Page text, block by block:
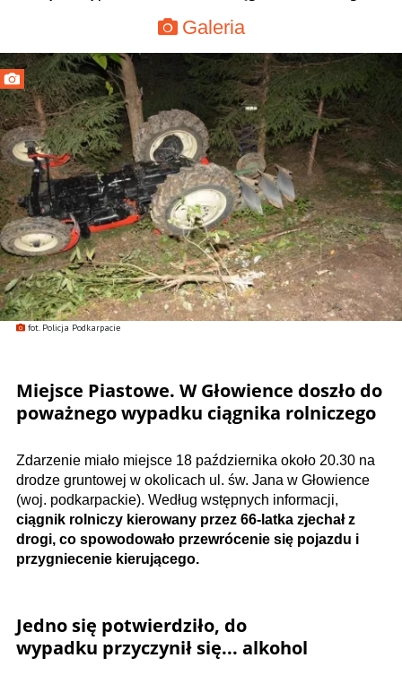
fot. Policja Podkarpacie
Galeria
Miejsce Piastowe. W Głowience doszło do
poważnego wypadku ciągnika rolniczego
Zdarzenie miało miejsce 18 października około 20.30 na
drodze gruntowej w okolicach ul. św. Jana w Głowience
(woj. podkarpackie). Według wstępnych informacji,
ciągnik rolniczy kierowany przez 66-latka zjechał z
drogi, co spowodowało przewrócenie się pojazdu i
przygniecenie kierującego.
Jedno się potwierdziło, do
wypadku przyczynił się... alkohol